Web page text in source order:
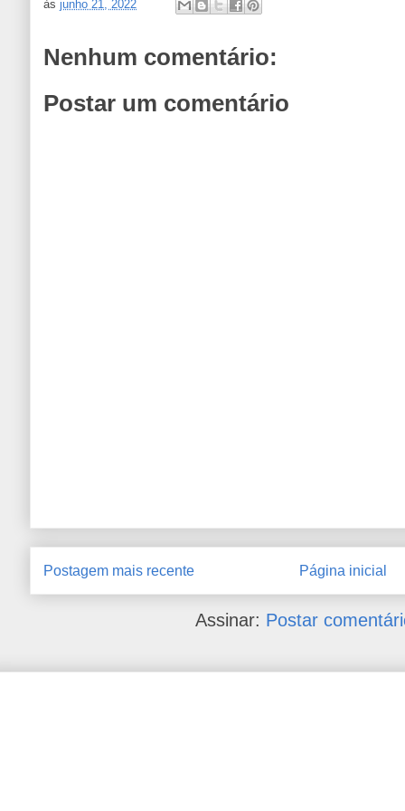
àsjunho 21, 2022
Nenhum comentário:
Postar um comentário
Postagem mais recente Página inicial
Assinar: Postar